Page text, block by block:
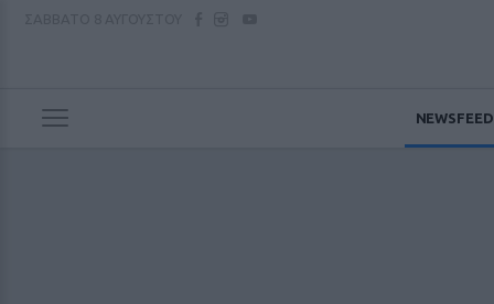
NEWSFEED